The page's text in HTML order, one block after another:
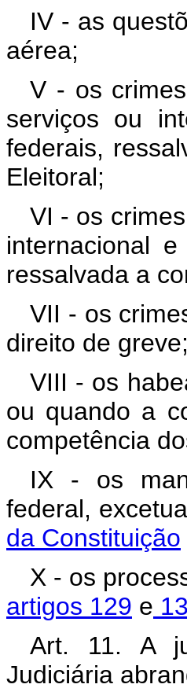
IV - as
aérea;
V - os
serviços ou
federais,
Eleitoral;
VI - os
internacional
ressalvada a
VII - os
direito de greve;
VIII - os
ou quando a
competência
IX - os
federal,
da Constituição
X - os
artigos 129 e
Art. 11. A
Judiciária